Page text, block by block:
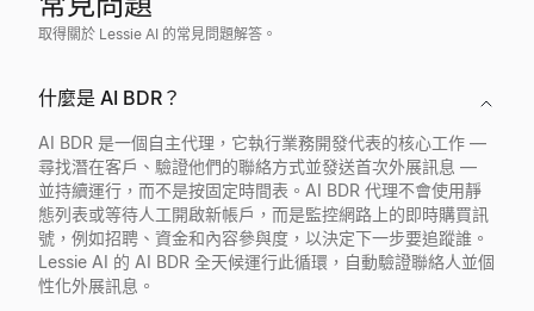
取得關於 Lessie AI 的常見問題解答。
什麼是 AI BDR？
AI BDR 是一個自主代理，它執行業務開發代表的核心工作 —
尋找潛在客戶、驗證他們的聯絡方式並發送首次外展訊息 —
並持續運行，而不是按固定時間表。AI BDR 代理不會使用靜
態列表或等待人工開啟新帳戶，而是監控網路上的即時購買訊
號，例如招聘、資金和內容參與度，以決定下一步要追蹤誰。
Lessie AI 的 AI BDR 全天候運行此循環，自動驗證聯絡人並個
性化外展訊息。